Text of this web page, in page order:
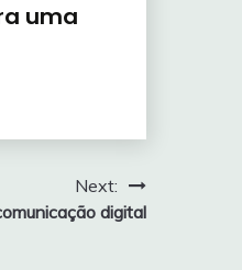
uma
Next:
digital